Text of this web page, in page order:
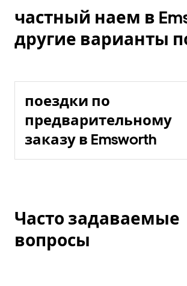
частный наем в
другие варианты
поездки по
предварительному
заказу в Emsworth
Часто задаваемые
вопросы